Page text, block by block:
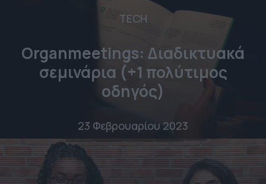
TECH
Organmeetings: Διαδικτυακά
σεμινάρια (+1 πολύτιμος
οδηγός)
23 Φεβρουαρίου 2023